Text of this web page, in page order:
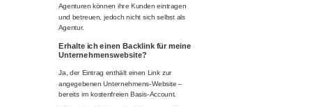
Agenturen können ihre Kunden eintragen
und betreuen, jedoch nicht sich selbst als
Agentur.
Erhalte ich einen Backlink für meine
Unternehmenswebsite?
Ja, der Eintrag enthält einen Link zur
angegebenen Unternehmens-Website –
bereits im kostenfreien Basis-Account.